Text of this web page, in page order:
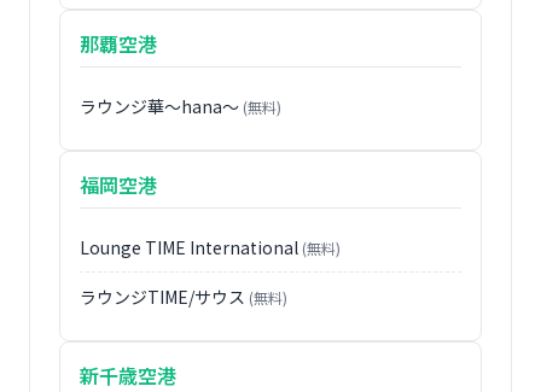
那覇空港
ラウンジ華〜hana〜 (無料)
福岡空港
Lounge TIME International (無料)
ラウンジTIME/サウス (無料)
新千歳空港